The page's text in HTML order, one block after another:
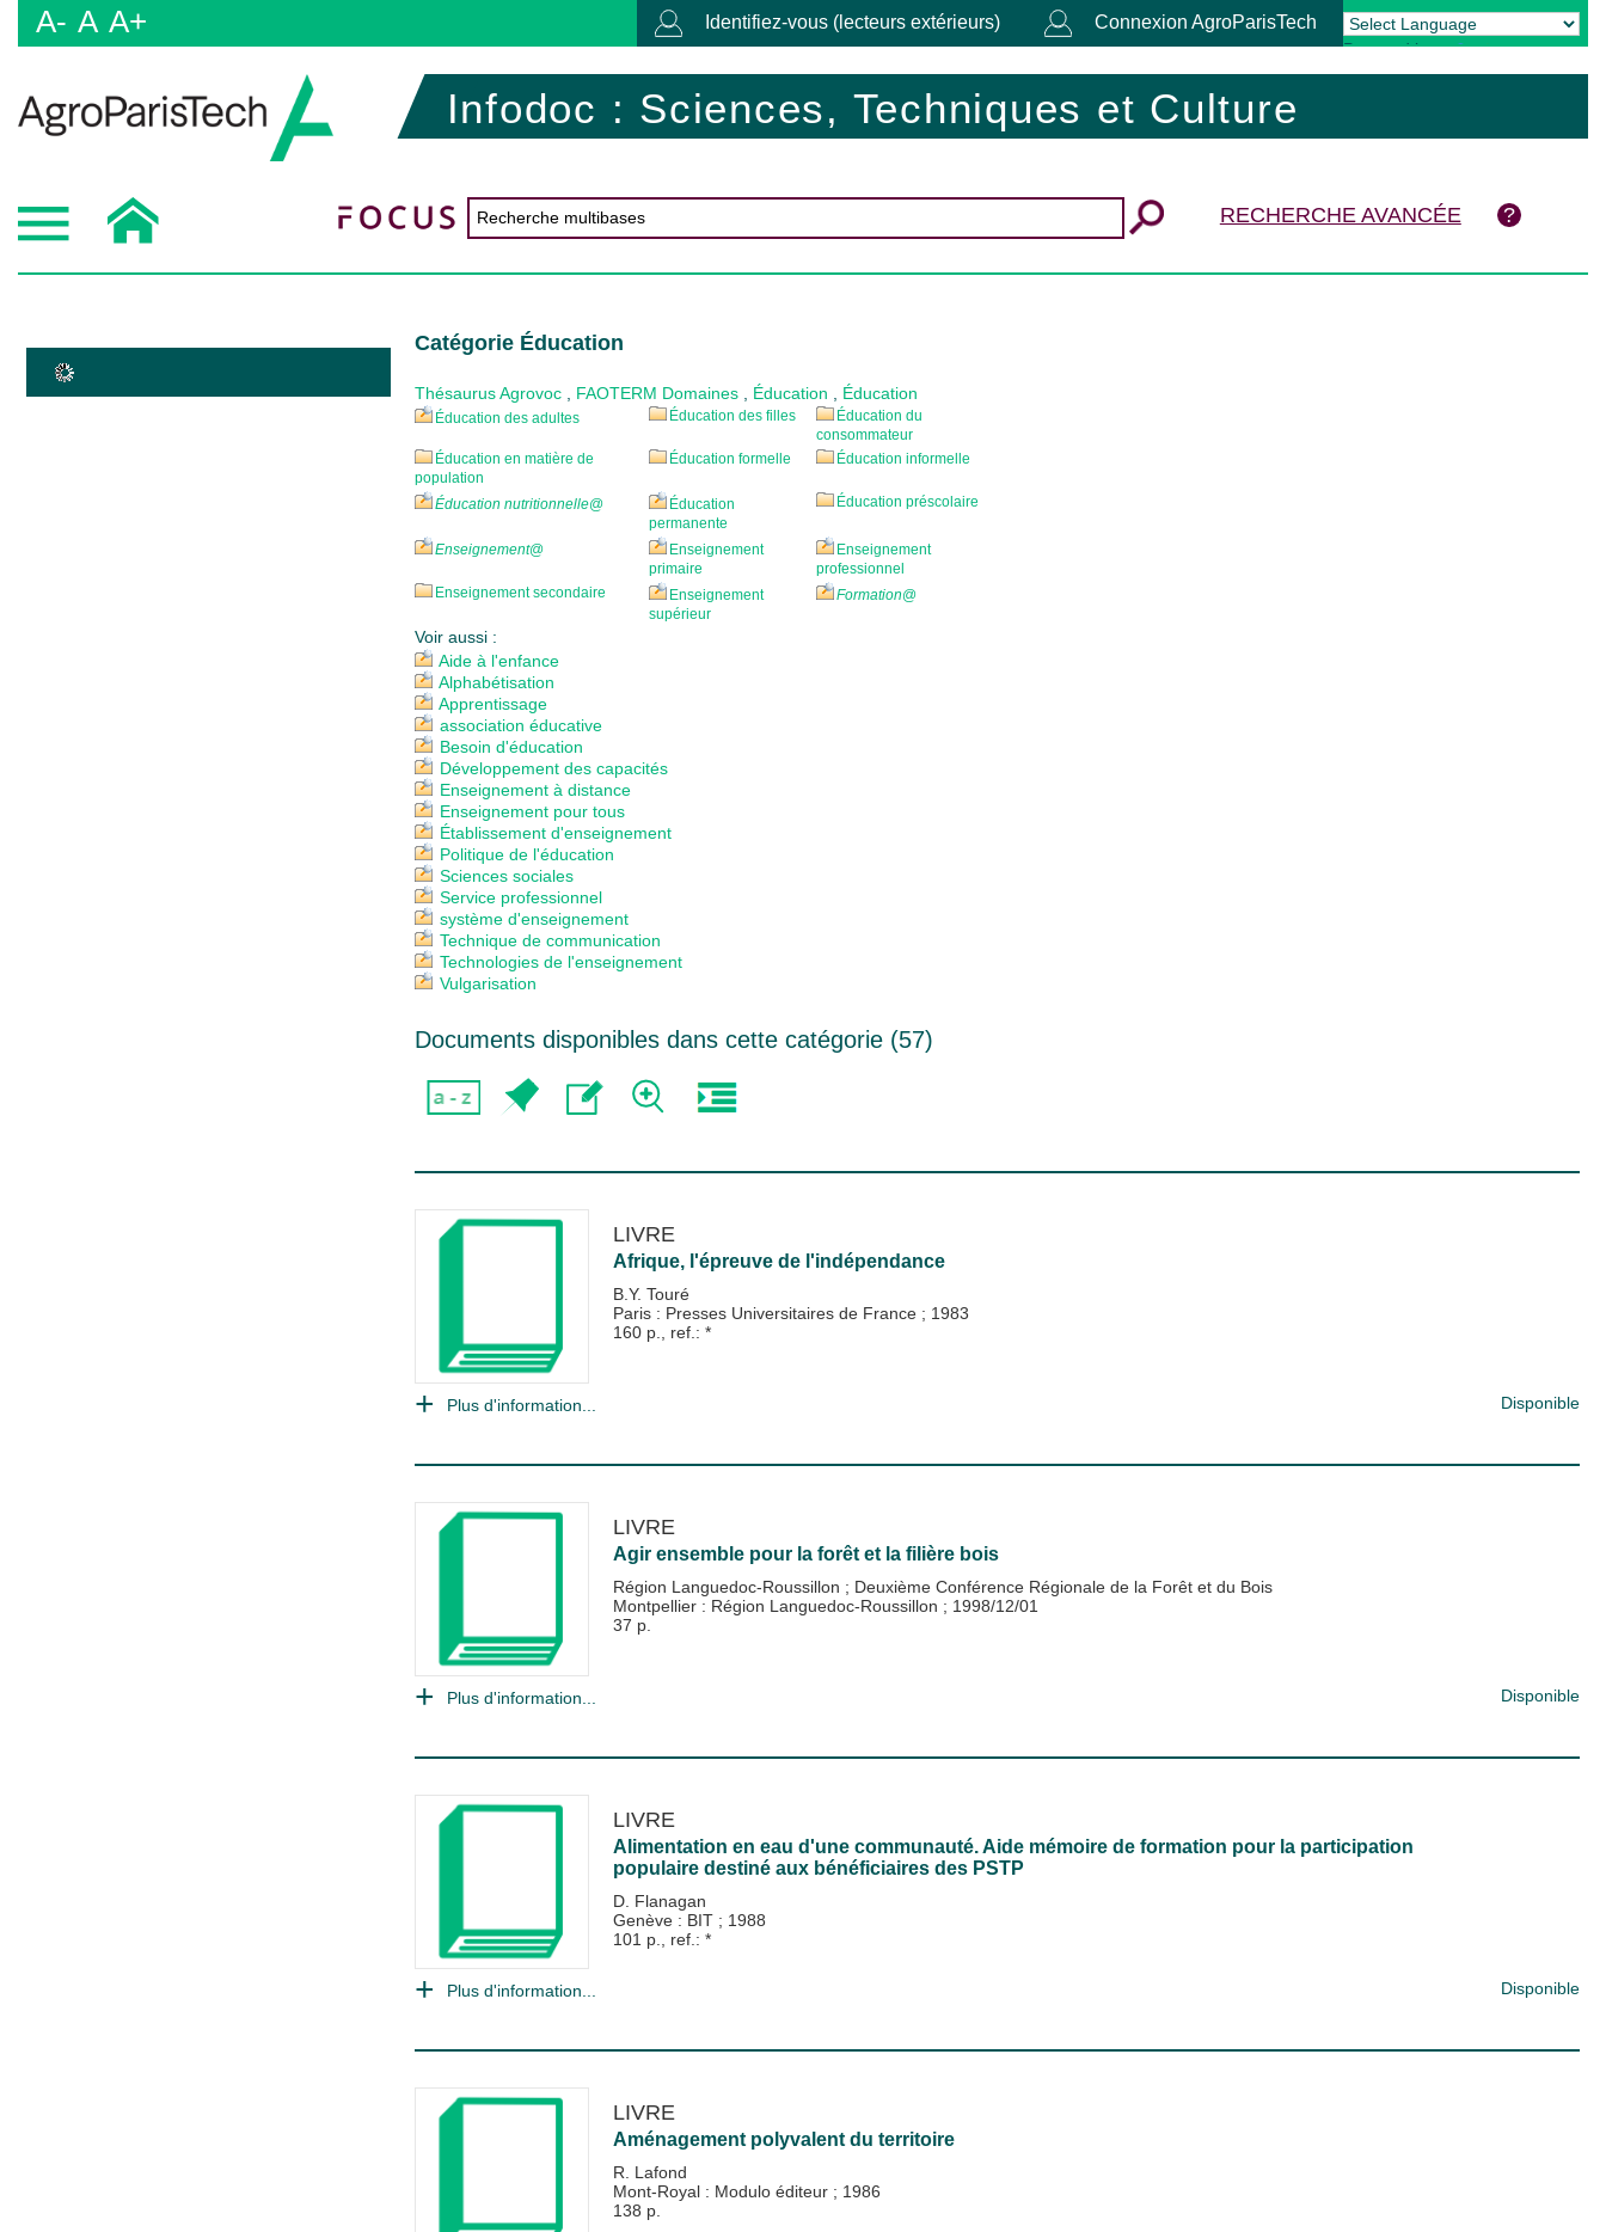
A- A A+ Identifiez-vous (lecteurs extérieurs) Connexion AgroParisTech
Powered by Translate
Infodoc : Sciences, Techniques et Culture
RECHERCHE AVANCÉE
Catégorie Éducation
Thésaurus Agrovoc FAOTERM Domaines Éducation Éducation
Éducation des adultes Éducation des filles
Éducation du
consommateur
Éducation en matière de
population
Éducation formelle Éducation informelle
Éducation nutritionnelle@
Éducation
permanente
Éducation préscolaire
Enseignement@
Enseignement
primaire
Enseignement
professionnel
Enseignement secondaire
Enseignement
supérieur
Formation@
Voir aussi :
Aide à l'enfance
Alphabétisation
Apprentissage
association éducative
Besoin d'éducation
Développement des capacités
Enseignement à distance
Enseignement pour tous
Établissement d'enseignement
Politique de l'éducation
Sciences sociales
Service professionnel
système d'enseignement
Technique de communication
Technologies de l'enseignement
Vulgarisation
Documents disponibles dans cette catégorie (57)
LIVRE
Afrique, l'épreuve de l'indépendance
B.Y. Touré
Paris : Presses Universitaires de France ; 1983
160 p., ref.: *
Plus d'information... Disponible
LIVRE
Agir ensemble pour la forêt et la filière bois
Région Languedoc-Roussillon ; Deuxième Conférence Régionale de la Forêt et du Bois
Montpellier : Région Languedoc-Roussillon ; 1998/12/01
37 p.
Plus d'information... Disponible
LIVRE
Alimentation en eau d'une communauté. Aide mémoire de formation pour la participation
populaire destiné aux bénéficiaires des PSTP
D. Flanagan
Genève : BIT ; 1988
101 p., ref.: *
Plus d'information... Disponible
LIVRE
Aménagement polyvalent du territoire
R. Lafond
Mont-Royal : Modulo éditeur ; 1986
138 p.